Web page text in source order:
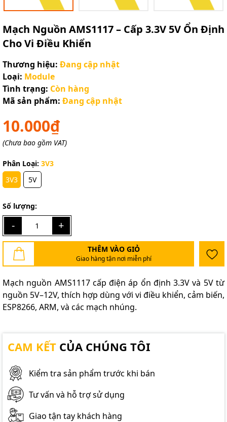
Mạch Nguồn AMS1117 – Cấp 3.3V 5V Ổn Định
Cho Vi Điều Khiển
Thương hiệu: Đang cập nhật
Loại: Module
Tình trạng: Còn hàng
Mã sản phẩm: Đang cập nhật
10.000₫
(Chưa bao gồm VAT)
Phân Loại: 3V3
3V3
5V
Số lượng:
- +
THÊM VÀO GIỎ
Giao hàng tận nơi miễn phí
Mạch nguồn AMS1117 cấp điện áp ổn định 3.3V và 5V từ
nguồn 5V–12V, thích hợp dùng với vi điều khiển, cảm biến,
ESP8266, ARM, và các mạch nhúng.
CAM KẾT CỦA CHÚNG TÔI
Kiểm tra sản phẩm trước khi bán
Tư vấn và hỗ trợ sử dụng
Giao tận tay khách hàng